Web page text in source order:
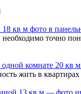
18 кв м фото в
точно
одной комнате 20 кв
жить в
13 кв м — фото